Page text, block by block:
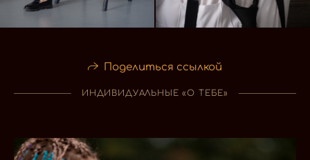
Поделиться ссылкой
ИНДИВИДУАЛЬНЫЕ «О ТЕБЕ»